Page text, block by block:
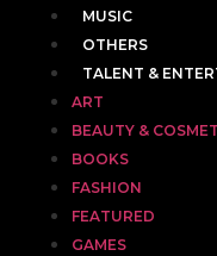
MUSIC
OTHERS
TALENT &
ART
BEAUTY &
BOOKS
FASHION
FEATURED
GAMES